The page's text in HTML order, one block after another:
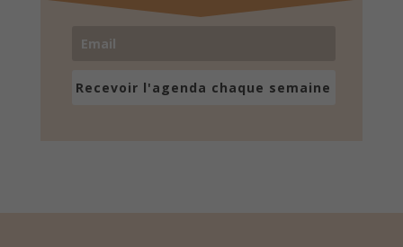
Recevoir l'agenda chaque semaine